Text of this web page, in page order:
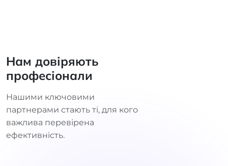
Нам довіряють
професіонали
Нашими ключовими
партнерами стають ті, для кого
важлива перевірена
ефективність.